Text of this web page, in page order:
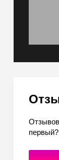
первый?